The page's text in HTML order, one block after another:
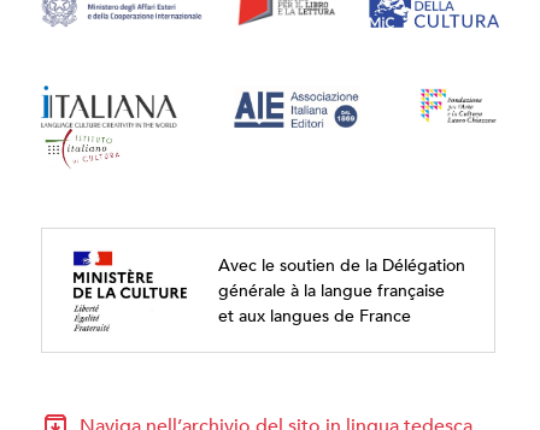
Avec le soutien de la Délégation
générale à la langue française
et aux langues de France